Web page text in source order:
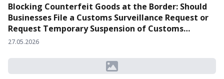
Blocking Counterfeit Goods at the Border: Should
Businesses File a Customs Surveillance Request or
Request Temporary Suspension of Customs
Clearance?
27.05.2026